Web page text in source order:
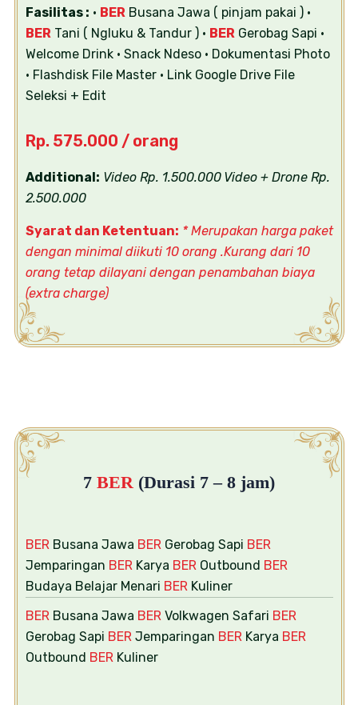
Fasilitas : • BERBusana Jawa ( pinjam pakai )•
BERTani ( Ngluku & Tandur )• BERGerobag Sapi •
Welcome Drink• Snack Ndeso• Dokumentasi Photo
• Flashdisk File Master• Link Google Drive File
Seleksi + Edit
Rp. 575.000 / orang
Additional: Video Rp. 1.500.000Video + Drone Rp.
2.500.000
Syarat dan Ketentuan: * Merupakan harga paket
dengan minimal diikuti 10 orang .Kurang dari 10
orang tetap dilayani dengan penambahan biaya
(extra charge)
7 BER (Durasi 7 – 8 jam)
BERBusana Jawa BERGerobag Sapi BER
Jemparingan BERKarya BEROutbound BER
Budaya Belajar Menari BERKuliner
BERBusana Jawa BERVolkwagen Safari BER
Gerobag Sapi BERJemparingan BERKarya BER
Outbound BERKuliner